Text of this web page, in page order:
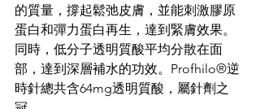
的質量，撐起鬆弛皮膚，並能刺激膠原
蛋白和彈力蛋白再生，達到緊膚效果。
同時，低分子透明質酸平均分散在面
部，達到深層補水的功效。Profhilo®逆
時針總共含64mg透明質酸，屬針劑之